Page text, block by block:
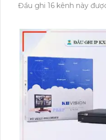
Đầu ghi 16 kênh này
của công nghệ AI, thiết
án chuyên dụng. Ngoài
camera IP giúp tiết
định dạng H.265+/H.265/